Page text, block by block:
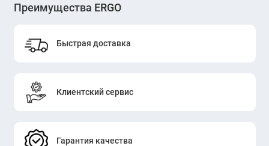
Преимущества ERGO
Быстрая доставка
Клиентский сервис
Гарантия качества